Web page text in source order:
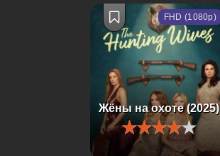
Жёны на охоте (2025)
FHD (1080p)